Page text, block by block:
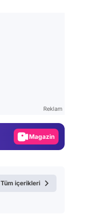
Reklam
Magazin
Tüm içerikleri